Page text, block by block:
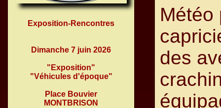
Météo
des
Exposition-Rencontres
Dimanche 7 juin 2026
"Exposition"
"Véhicules d'époque"
Place Bouvier
MONTBRISON